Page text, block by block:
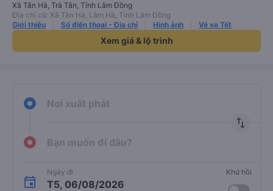
Xã Tân Hà, Trà Tân, Tỉnh Lâm Đồng
Địa chỉ cũ: Xã Tân Hà, Lâm Hà, Tỉnh Lâm Đồng
Giới thiệu
Số điện thoại - Địa chỉ Hình ảnh Vé xe Tết
Xem giá & lộ trình
Nơi xuất phát
import_export
Bạn muốn đi đâu?
Ngày đi
T5, 06/08/2026
Khứ hồi